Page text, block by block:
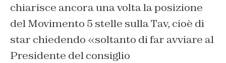
chiarisce ancora una volta la posizione
del Movimento 5 stelle sulla Tav, cioè di
star chiedendo «soltanto di far avviare al
Presidente del consiglio